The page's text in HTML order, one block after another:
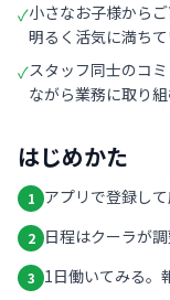
✓小さなお子様から
明るく活気に満ちて
✓スタッフ同士のコ
ながら業務に取り組
はじめかた
1 アプリで登録し
2 日程はクーラが
3 1日働いてみる。